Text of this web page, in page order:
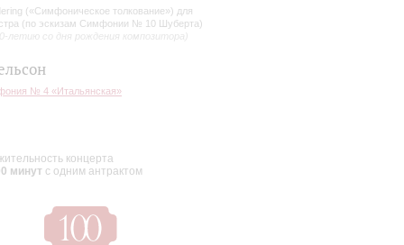
я сочинил своего рода
(Соната B-dur,
между одним
(«Симфоническое толкование») для
(по эскизам Симфонии № 10 Шуберта)
летию со дня рождения композитора)
№ 4 «Итальянская»
концерта
минут с одним антрактом